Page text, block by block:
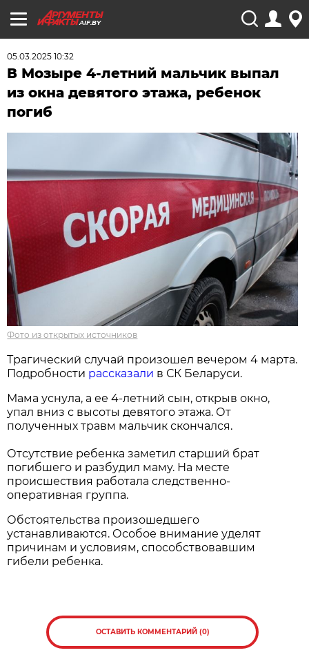
AIF.BY
05.03.2025 10:32
В Мозыре 4-летний мальчик выпал
из окна девятого этажа, ребенок
погиб
Фото из открытых источников
Трагический случай произошел вечером 4 марта.
Подробности рассказали в СК Беларуси.
Мама уснула, а ее 4-летний сын, открыв окно,
упал вниз с высоты девятого этажа. От
полученных травм мальчик скончался.
Отсутствие ребенка заметил старший брат
погибшего и разбудил маму. На месте
происшествия работала следственно-
оперативная группа.
Обстоятельства произошедшего
устанавливаются. Особое внимание уделят
причинам и условиям, способствовавшим
гибели ребенка.
ОСТАВИТЬ КОММЕНТАРИЙ (0)